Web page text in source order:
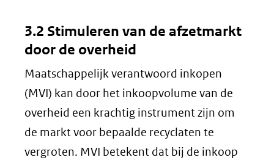
3.2 Stimuleren van de afzetmarkt
door de overheid
Maatschappelijk verantwoord inkopen
(MVI) kan door het inkoopvolume van de
overheid een krachtig instrument zijn om
de markt voor bepaalde recyclaten te
vergroten. MVI betekent dat bij de inkoop